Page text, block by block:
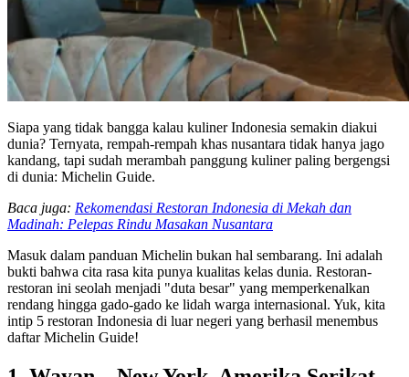
Siapa yang tidak bangga kalau kuliner Indonesia semakin diakui
dunia? Ternyata, rempah-rempah khas nusantara tidak hanya jago
kandang, tapi sudah merambah panggung kuliner paling bergengsi
di dunia: Michelin Guide.
Baca juga: Rekomendasi Restoran Indonesia di Mekah dan
Madinah: Pelepas Rindu Masakan Nusantara
Masuk dalam panduan Michelin bukan hal sembarang. Ini adalah
bukti bahwa cita rasa kita punya kualitas kelas dunia. Restoran-
restoran ini seolah menjadi "duta besar" yang memperkenalkan
rendang hingga gado-gado ke lidah warga internasional. Yuk, kita
intip 5 restoran Indonesia di luar negeri yang berhasil menembus
daftar Michelin Guide!